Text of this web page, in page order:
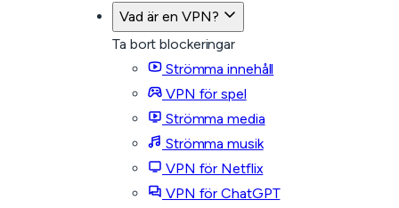
Vad är en VPN?
Ta bort blockeringar
Strömma innehåll
VPN för spel
Strömma media
Strömma musik
VPN för Netflix
VPN för ChatGPT